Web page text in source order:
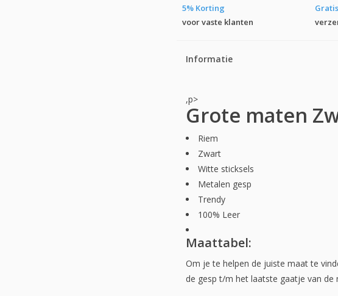
5% Korting
voor vaste klanten
Informatie
,p>
Grote maten
Riem
Zwart
Witte sticksels
Metalen gesp
Trendy
100% Leer
Maattabel:
Om je te helpen de juiste maat te
de gesp t/m het laatste gaatje van